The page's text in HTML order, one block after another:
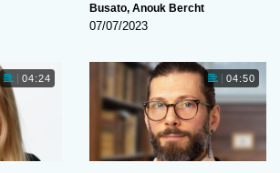
Busato, Anouk Bercht
07/07/2023
04:24 04:50